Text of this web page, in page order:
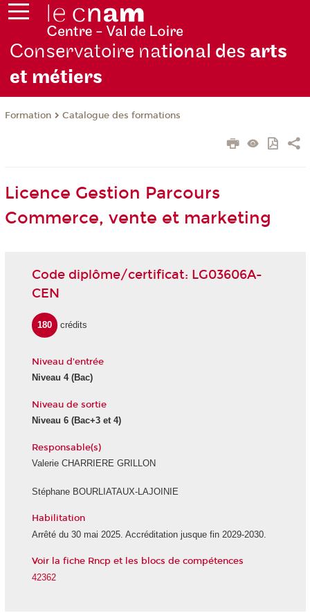
Conservatoire national des arts
et métiers
Formation Catalogue des formations
Licence Gestion Parcours
Commerce, vente et marketing
Code diplôme/certificat: LG03606A-
CEN
180 crédits
Niveau d'entrée
Niveau 4 (Bac)
Niveau de sortie
Niveau 6 (Bac+3 et 4)
Responsable(s)
Valerie CHARRIERE GRILLON
Stéphane BOURLIATAUX-LAJOINIE
Habilitation
Arrêté du 30 mai 2025. Accréditation jusque fin 2029-2030.
Voir la fiche Rncp et les blocs de compétences
42362